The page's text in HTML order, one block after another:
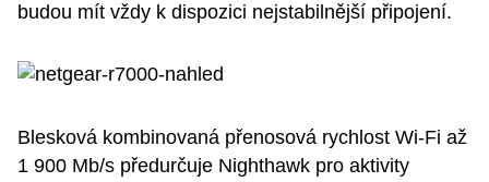
budou mít vždy k dispozici nejstabilnější připojení.
Blesková kombinovaná přenosová rychlost Wi-Fi až
1 900 Mb/s předurčuje Nighthawk pro aktivity